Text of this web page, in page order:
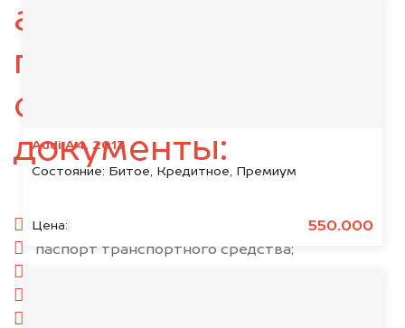
Audi A4, 2013
Состояние: Битое, Кредитное, Премиум
Цена: 550.000
автомобиль,
подготовьте
следующие
документы:
паспорт гражданина РФ;
паспорт транспортного средства;